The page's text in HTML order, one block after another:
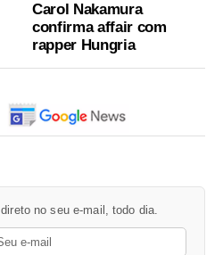
Carol Nakamura
confirma affair com
rapper Hungria
direto no seu e-mail, todo dia.